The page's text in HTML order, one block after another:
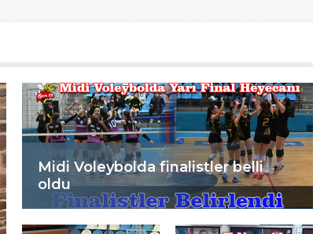
Midi Voleybolda finalistler belli
oldu